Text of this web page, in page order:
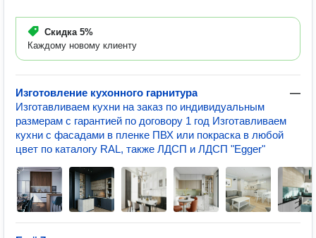
Скидка 5%
Каждому новому клиенту
Изготовление кухонного гарнитура
—
Изготавливаем кухни на заказ по индивидуальным
размерам с гарантией по договору 1 год Изготавливаем
кухни с фасадами в пленке ПВХ или покраска в любой
цвет по каталогу RAL, также ЛДСП и ЛДСП "Egger"